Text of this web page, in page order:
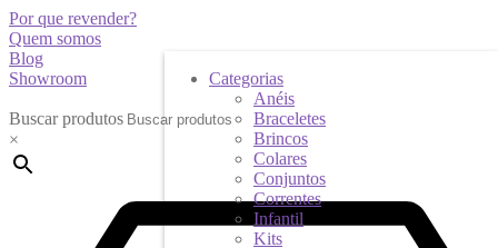
Por que revender?
Quem somos
Blog
Showroom
Buscar produtos
×
Categorias
Anéis
Braceletes
Brincos
Colares
Conjuntos
Correntes
Infantil
Kits